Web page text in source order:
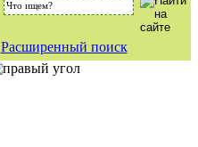
Расширенный поиск